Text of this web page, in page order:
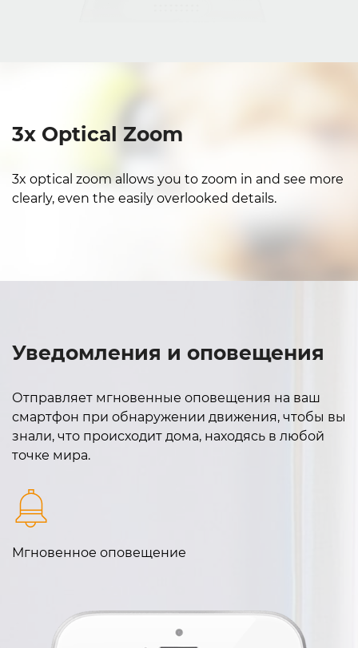
3x Optical Zoom
3x optical zoom allows you to zoom in and see more
clearly, even the easily overlooked details.
Уведомления и оповещения
Отправляет мгновенные оповещения на ваш
смартфон при обнаружении движения, чтобы вы
знали, что происходит дома, находясь в любой
точке мира.
Мгновенное оповещение